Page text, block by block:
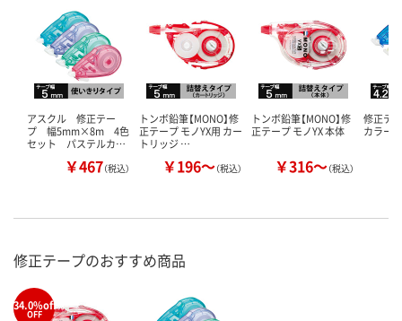
アスクル 修正テー
プ 幅5mm×8m 4色
セット パステルカ…
￥467（税込）
トンボ鉛筆【MONO】修
正テープ モノYX用 カー
トリッジ …
￥196～（税込）
トンボ鉛筆【MONO】修
正テープ モノYX 本体
￥316～（税込）
修正テ
カラー
修正テープのおすすめ商品
34.0%off%
OFF